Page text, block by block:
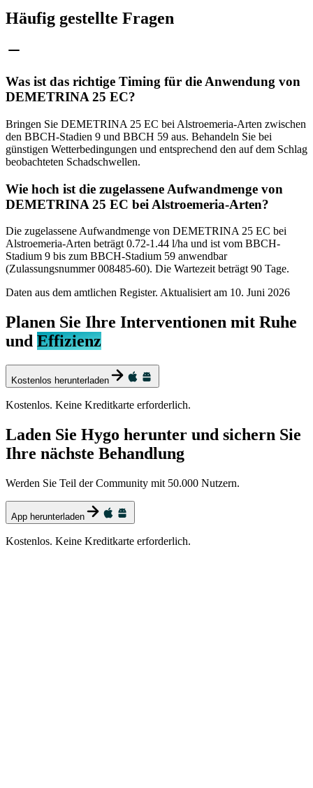
Häufig gestellte Fragen
Was ist das richtige Timing für die Anwendung von
DEMETRINA 25 EC?
Bringen Sie DEMETRINA 25 EC bei Alstroemeria-Arten zwischen
den BBCH-Stadien 9 und BBCH 59 aus. Behandeln Sie bei
günstigen Wetterbedingungen und entsprechend den auf dem Schlag
beobachteten Schadschwellen.
Wie hoch ist die zugelassene Aufwandmenge von
DEMETRINA 25 EC bei Alstroemeria-Arten?
Die zugelassene Aufwandmenge von DEMETRINA 25 EC bei
Alstroemeria-Arten beträgt 0.72-1.44 l/ha und ist vom BBCH-
Stadium 9 bis zum BBCH-Stadium 59 anwendbar
(Zulassungsnummer 008485-60). Die Wartezeit beträgt 90 Tage.
Daten aus dem amtlichen Register. Aktualisiert am 10. Juni 2026
Planen Sie Ihre Interventionen mit Ruhe
und Effizienz
Kostenlos herunterladen
Kostenlos. Keine Kreditkarte erforderlich.
Laden Sie Hygo herunter und sichern Sie
Ihre nächste Behandlung
Werden Sie Teil der Community mit 50.000 Nutzern.
App herunterladen
Kostenlos. Keine Kreditkarte erforderlich.